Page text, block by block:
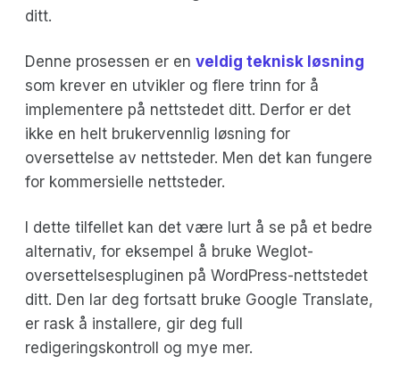
ditt.
Denne prosessen er en veldig teknisk løsning
som krever en utvikler og flere trinn for å
implementere på nettstedet ditt. Derfor er det
ikke en helt brukervennlig løsning for
oversettelse av nettsteder. Men det kan fungere
for kommersielle nettsteder.
I dette tilfellet kan det være lurt å se på et bedre
alternativ, for eksempel å bruke Weglot-
oversettelsespluginen på WordPress-nettstedet
ditt. Den lar deg fortsatt bruke Google Translate,
er rask å installere, gir deg full
redigeringskontroll og mye mer.